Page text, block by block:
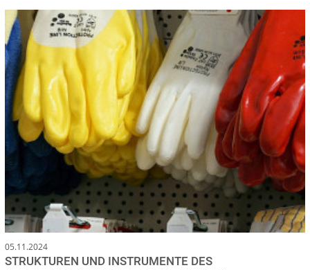
05.11.2024
STRUKTUREN UND INSTRUMENTE DES